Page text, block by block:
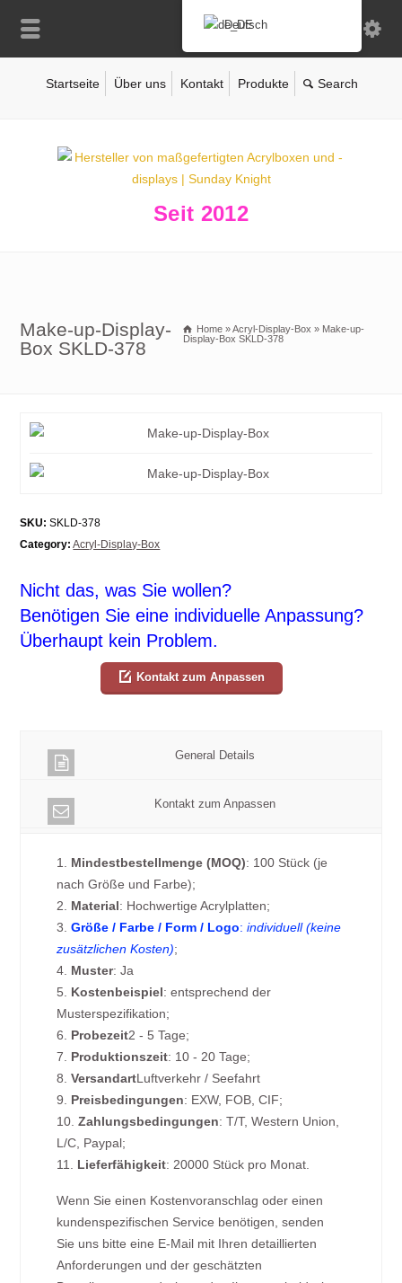
Startseite Über uns Kontakt Produkte
Seit 2012
Make-up-Display-
Box SKLD-378
Home »Acryl-Display-Box » Make-up-
Display-Box SKLD-378
SKU: SKLD-378
Category: Acryl-Display-Box
Nicht das, was Sie wollen?
Benötigen Sie eine individuelle Anpassung?
Überhaupt kein Problem.
Kontakt zum Anpassen
General Details
Kontakt zum Anpassen
1. Mindestbestellmenge (MOQ): 100 Stück (je
nach Größe und Farbe);
2. Material: Hochwertige Acrylplatten;
3.Größe / Farbe / Form / Logo:individuell (keine
zusätzlichen Kosten);
4. Muster: Ja
5. Kostenbeispiel: entsprechend der
Musterspezifikation;
6. Probezeit2 - 5 Tage;
7. Produktionszeit: 10 - 20 Tage;
8.VersandartLuftverkehr / Seefahrt
9. Preisbedingungen: EXW, FOB, CIF;
10.Zahlungsbedingungen: T/T, Western Union,
L/C, Paypal;
11. Lieferfähigkeit: 20000 Stück pro Monat.
Wenn Sie einen Kostenvoranschlag oder einen
kundenspezifischen Service benötigen, senden
Sie uns bitte eine E-Mail mit Ihren detaillierten
Anforderungen und der geschätzten
Deutsch